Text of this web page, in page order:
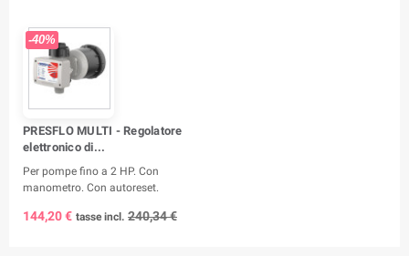
-40%
PRESFLO MULTI - Regolatore
elettronico di...
Per pompe fino a 2 HP. Con
manometro. Con autoreset.
144,20 € tasse incl. 240,34 €